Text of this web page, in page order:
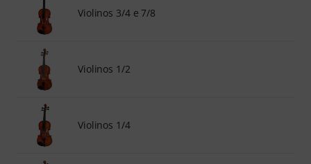
Violinos 3/4 e 7/8
Violinos 1/2
Violinos 1/4